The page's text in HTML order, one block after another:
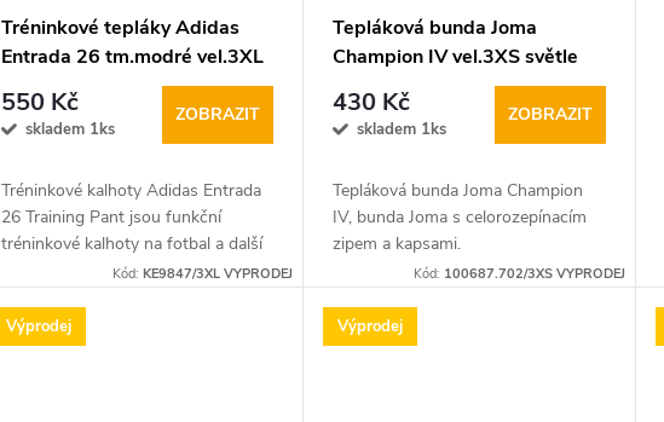
Tréninkové tepláky Adidas
Entrada 26 tm.modré vel.3XL
550 Kč
skladem 1ks
ZOBRAZIT
Tréninkové kalhoty Adidas Entrada
26 Training Pant jsou funkční
tréninkové kalhoty na fotbal a další
týmové sporty. Díky úzkému střihu,
koncích...
Kód:KE9847/3XL VYPRODEJ
Tepláková bunda Joma
Champion IV vel.3XS světle
modro bílá
430 Kč
skladem 1ks
ZOBRAZIT
Tepláková bunda Joma Champion
IV, bunda Joma s celorozepínacím
zipem a kapsami.
Kód: 100687.702/3XS VYPRODEJ
Výprodej Výprodej